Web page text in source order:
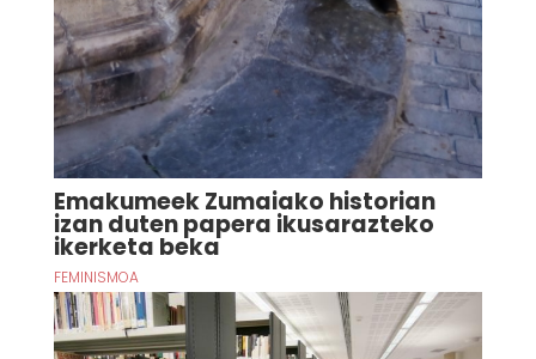
Emakumeek Zumaiako historian
izan duten papera ikusarazteko
ikerketa beka
FEMINISMOA